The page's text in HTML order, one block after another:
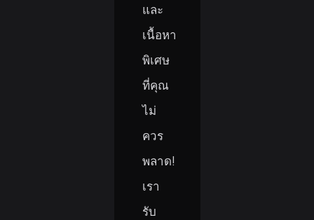
และ
เนื้อหา
พิเศษ
ที่คุณ
ไม่
ควร
พลาด!
เรา
รับ